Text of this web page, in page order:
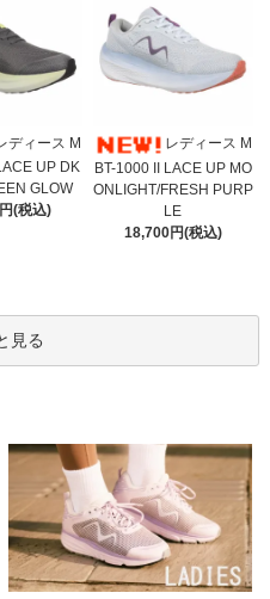
ディース M
UP DK
GLOW
(税込)
レディース M
BT-1000 II LACE UP MO
ONLIGHT/FRESH PURP
LE
18,700円(税込)
見る